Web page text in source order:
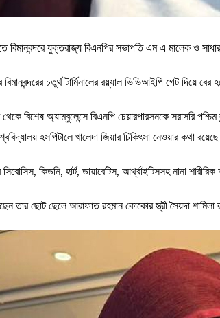
বিমানবন্দরে যুক্তরাজ্য বিএনপির সভাপতি এম এ মালেক ও
চতুর্থ টার্মিনালের রয়্যাল ভিভিআইপি গেট দিয়ে
থেকে বিশেষ অ্যাম্বুলেন্সে বিএনপি চেয়ারপারসনকে সরাসরি
হসপিটালে খালেদা জিয়ার চিকিৎসা নেওয়ার কথা
সিরোসিস, কিডনি, হার্ট, ডায়াবেটিস, আর্থ্রাইটিসসহ নানা
তার ছোট ছেলে আরাফাত রহমান কোকোর স্ত্রী সৈয়দা